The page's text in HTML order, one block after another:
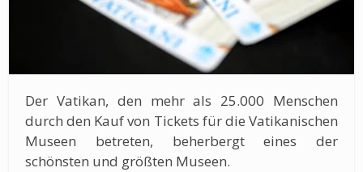
Der Vatikan, den mehr als 25.000 Menschen
durch den Kauf von Tickets für die Vatikanischen
Museen betreten, beherbergt eines der
schönsten und größten Museen.